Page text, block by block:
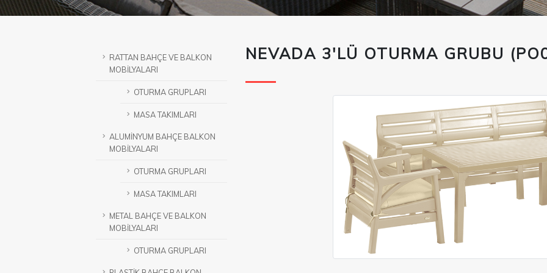
RATTAN BAHÇE VE BALKON
MOBİLYALARI
OTURMA GRUPLARI
MASA TAKIMLARI
ALUMİNYUM BAHÇE BALKON
MOBİLYALARI
OTURMA GRUPLARI
MASA TAKIMLARI
METAL BAHÇE VE BALKON
MOBİLYALARI
OTURMA GRUPLARI
NEVADA 3'LÜ OTURMA GRUBU